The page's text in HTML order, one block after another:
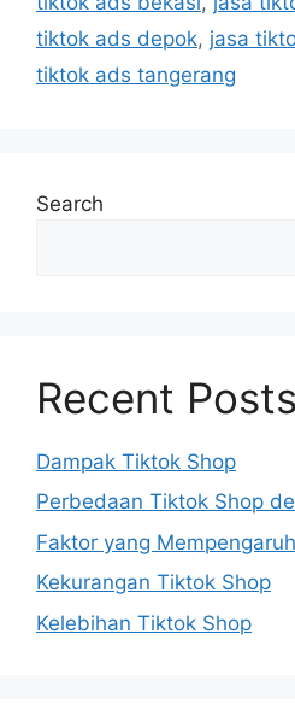
tiktok ads depok, jasa
tiktok ads tangerang
Search
Recent Posts
Dampak Tiktok Shop
Perbedaan Tiktok Shop
Faktor yang
Kekurangan Tiktok Shop
Kelebihan Tiktok Shop